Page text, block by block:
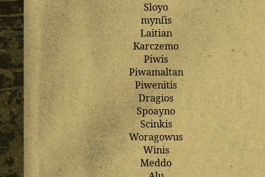
Sloyo
mynſis
Laitian
Karczemo
Piwis
Piwamaltan
Piwenitis
Dragios
Spoayno
Scinkis
Woragowus
Winis
Meddo